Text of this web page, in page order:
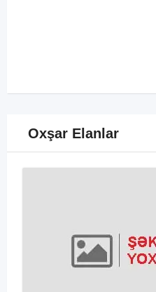
Oxşar Elanlar